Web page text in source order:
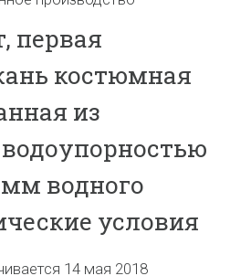
первая
костюмная
из
водного
условия
14 мая 2018